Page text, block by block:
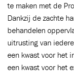
te maken met de
Dankzij de zachte
behandelen
uitrusting van
een kwast voor het
een kwast voor het